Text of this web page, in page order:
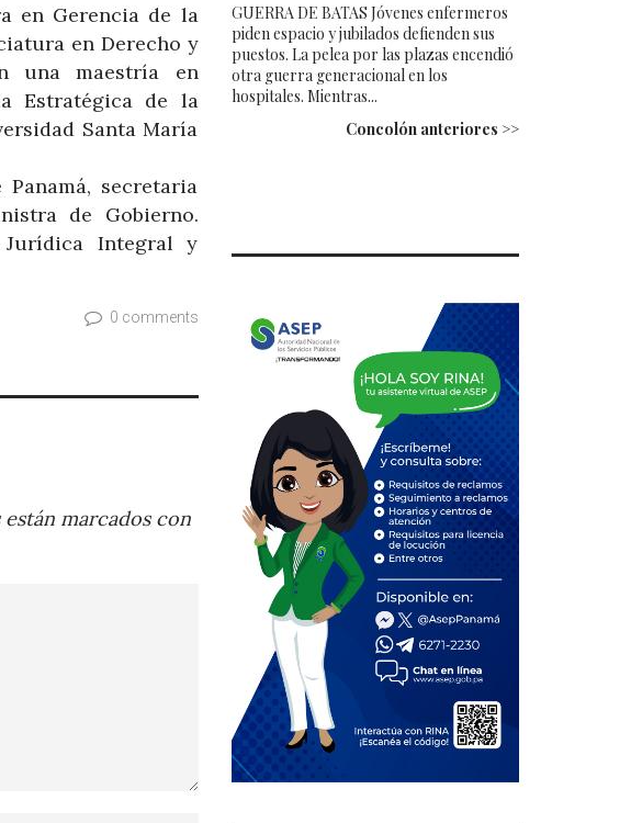
en Gerencia de la
en Derecho y
una maestría en
Estratégica de la
Santa María
secretaria
de Gobierno.
Integral y
0 comments
marcados con
GUERRA DE BATAS Jóvenes enfermeros
piden espacio y jubilados defienden sus
puestos. La pelea por las plazas encendió
otra guerra generacional en los
hospitales. Mientras...
Concolón anteriores >>